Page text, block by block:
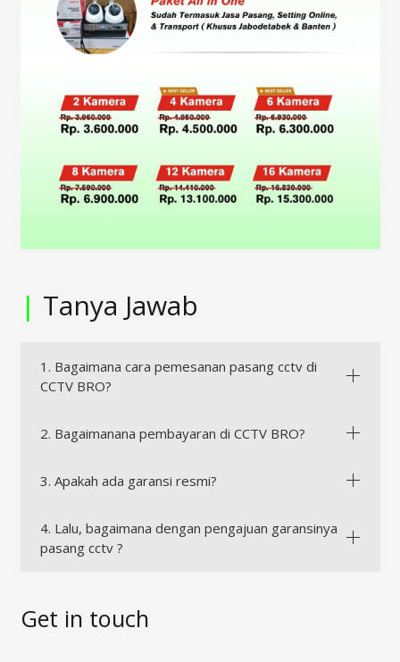
| Tanya Jawab
1. Bagaimana cara pemesanan pasang cctv di
CCTV BRO?
2. Bagaimanana pembayaran di CCTV BRO?
3. Apakah ada garansi resmi?
4. Lalu, bagaimana dengan pengajuan garansinya
pasang cctv ?
Get in touch